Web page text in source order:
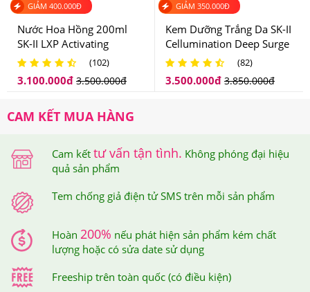
TREATMENT GENTLE CLEANSER
Bước 2:Làm sạch sâu và mềm da bằng toner Nước
Hoa Hồng SK-II FACIAL TREATMENT CLEAR LOTION
Bước 3:Dưỡng khoẻ và cân bằng da bằng Nước Thần
SK-II FACIAL TREATMENT ESSENCE
chống lão hóa
Bước 5: Dưỡng ẩm da bằng Dầu Dưỡng Ẩm Da SK-II
FACIAL TREATMENT OIL hoặc SK-II SKIN POWER
AIRY MILKY LOTION
POWER EYE CREAM hoặc các sản phẩm SK-II Chăm
GIẢM 400.000Đ
Nước Hoa Hồng 200ml
SK-II LXP Activating
Massage Fluid
(102)
3.100.000đ 3.500.000đ
GIẢM 350.000Đ
Kem Dưỡng Trắng Da SK-II
Cellumination Deep Surge
EX 50g
(82)
3.500.000đ 3.850.000đ
CAM KẾT MUA HÀNG
Cam kết tư vấn tận tình. Không phóng đại hiệu
quả sản phẩm
Tem chống giả điện tử SMS trên mỗi sản phẩm
Hoàn 200% nếu phát hiện sản phẩm kém chất
lượng hoặc có sửa date sử dụng
Freeship trên toàn quốc (có điều kiện)